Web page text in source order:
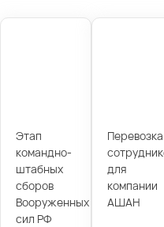
Этап
командно-
штабных
сборов
Вооруженных
сил РФ
Перевозка
для
компании
АШАН